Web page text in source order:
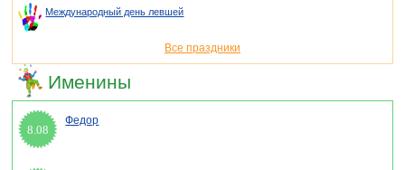
Международный день левшей
Все праздники
Именины
8.08
Федор